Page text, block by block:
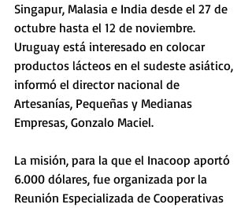
Singapur, Malasia e India desde el 27 de
octubre hasta el 12 de noviembre.
Uruguay está interesado en colocar
productos lácteos en el sudeste asiático,
informó el director nacional de
Artesanías, Pequeñas y Medianas
Empresas, Gonzalo Maciel.
La misión, para la que el Inacoop aportó
6.000 dólares, fue organizada por la
Reunión Especializada de Cooperativas